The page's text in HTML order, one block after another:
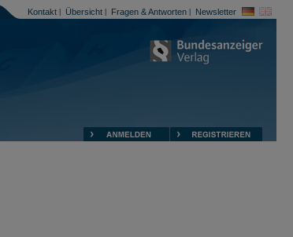
Kontakt Übersicht Fragen & Antworten Newsletter